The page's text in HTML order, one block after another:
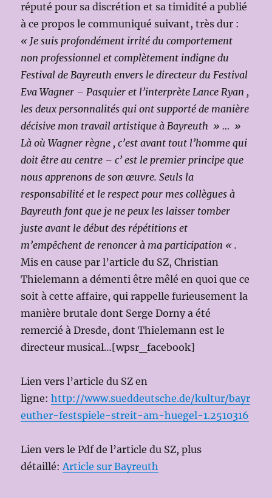
réputé pour sa discrétion et sa timidité a publié
à ce propos le communiqué suivant, très dur :
« Je suis profondément irrité du comportement
non professionnel et complètement indigne du
Festival de Bayreuth envers le directeur du Festival
Eva Wagner – Pasquier et l’interprète Lance Ryan ,
les deux personnalités qui ont supporté de manière
décisive mon travail artistique à Bayreuth » … »
Là où Wagner règne , c’est avant tout l’homme qui
doit être au centre – c’ est le premier principe que
nous apprenons de son œuvre. Seuls la
responsabilité et le respect pour mes collègues à
Bayreuth font que je ne peux les laisser tomber
juste avant le début des répétitions et
m’empêchent de renoncer à ma participation « .
Mis en cause par l’article du SZ, Christian
Thielemann a démenti être mêlé en quoi que ce
soit à cette affaire, qui rappelle furieusement la
manière brutale dont Serge Dorny a été
remercié à Dresde, dont Thielemann est le
directeur musical…[wpsr_facebook]
Lien vers l’article du SZ en
ligne:http://www.sueddeutsche.de/kultur/bayr
euther-festspiele-streit-am-huegel-1.2510316
Lien vers le Pdf de l’article du SZ, plus
détaillé:Article sur Bayreuth